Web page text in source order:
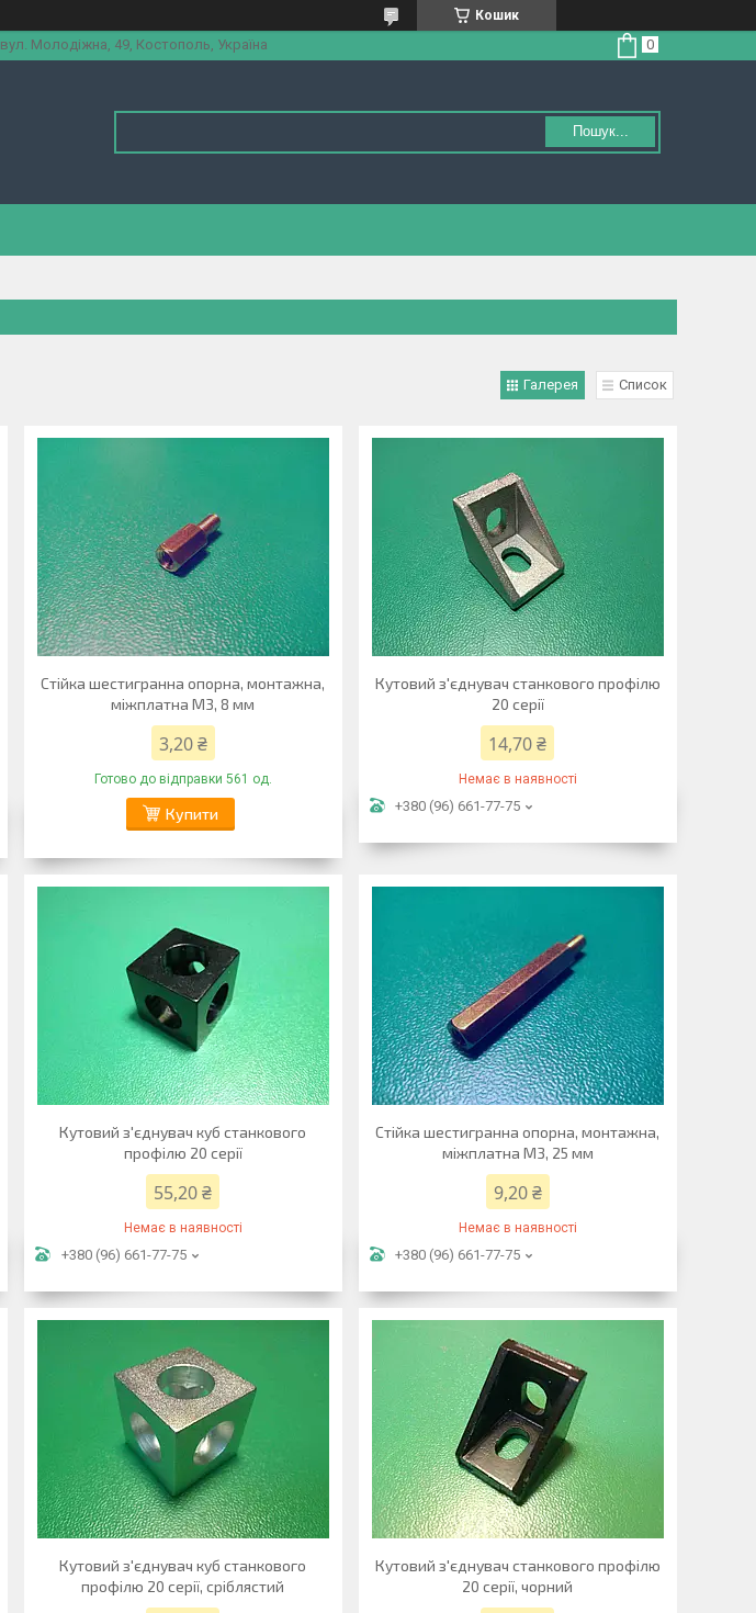
Кошик
вул. Молодіжна, 49, Костополь, Україна
Пошук...
Галерея Список
Стійка шестигранна опорна, монтажна,
міжплатна М3, 8 мм
3,20 ₴
Готово до відправки 561 од.
Купити
Кутовий з'єднувач станкового профілю
20 серії
14,70 ₴
Немає в наявності
+380 (96) 661-77-75
Кутовий з'єднувач куб станкового
профілю 20 серії
55,20 ₴
Немає в наявності
+380 (96) 661-77-75
Стійка шестигранна опорна, монтажна,
міжплатна М3, 25 мм
9,20 ₴
Немає в наявності
+380 (96) 661-77-75
Кутовий з'єднувач куб станкового
профілю 20 серії, сріблястий
Кутовий з'єднувач станкового профілю
20 серії, чорний